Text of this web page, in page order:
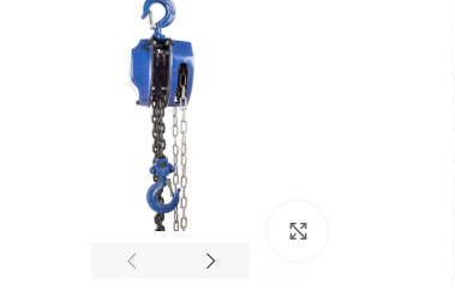
Нажмите, чтобы